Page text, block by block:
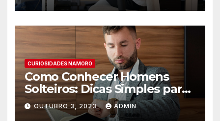
CURIOSIDADES NAMORO
Como Conhecer Homens
Solteiros: Dicas Simples para
Encontrar o Amor da sua
Vida
OUTUBRO 3, 2023 ADMIN